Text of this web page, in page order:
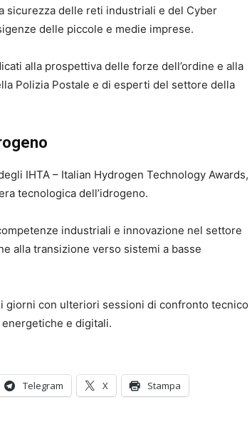
sicurezza delle reti industriali e del Cyber
delle piccole e medie imprese.
alla prospettiva delle forze dell’ordine e alla
Polizia Postale e di esperti del settore della
IHTA – Italian Hydrogen Technology Awards,
tecnologica dell’idrogeno.
industriali e innovazione nel settore
alla transizione verso sistemi a basse
giorni con ulteriori sessioni di confronto tecnico
e digitali.
Telegram X Stampa